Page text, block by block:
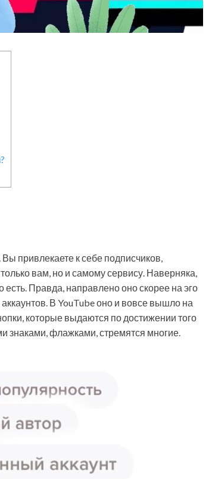
привлекаете к себе подписчиков,
вам, но и самому сервису. Наверняка,
Правда, направлено оно скорее на эго
В YouTube оно и вовсе вышло на
которые выдаются по достижении того
знаками, флажками, стремятся многие.